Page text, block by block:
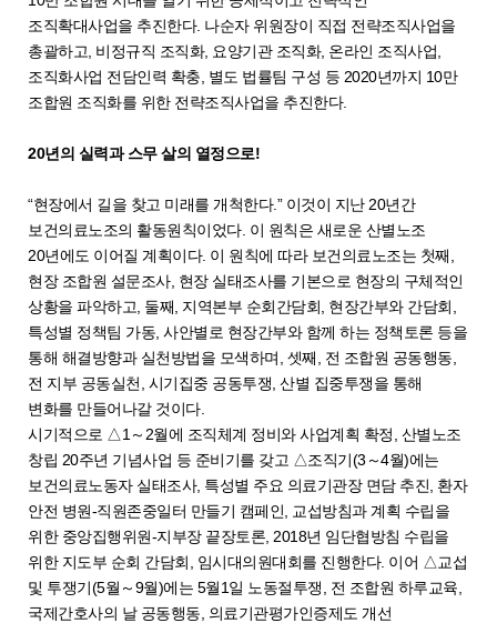
조직확대사업을 추진한다. 나순자 위원장이 직접 전략조직사업을
총괄하고, 비정규직 조직화, 요양기관 조직화, 온라인 조직사업,
조직화사업 전담인력 확충, 별도 법률팀 구성 등 2020년까지 10만
조합원 조직화를 위한 전략조직사업을 추진한다.
20년의 실력과 스무 살의 열정으로!
“현장에서 길을 찾고 미래를 개척한다.” 이것이 지난 20년간
보건의료노조의 활동원칙이었다. 이 원칙은 새로운 산별노조
20년에도 이어질 계획이다. 이 원칙에 따라 보건의료노조는 첫째,
현장 조합원 설문조사, 현장 실태조사를 기본으로 현장의 구체적인
상황을 파악하고, 둘째, 지역본부 순회간담회, 현장간부와 간담회,
특성별 정책팀 가동, 사안별로 현장간부와 함께 하는 정책토론 등을
통해 해결방향과 실천방법을 모색하며, 셋째, 전 조합원 공동행동,
전 지부 공동실천, 시기집중 공동투쟁, 산별 집중투쟁을 통해
변화를 만들어나갈 것이다.
시기적으로 △1～2월에 조직체계 정비와 사업계획 확정, 산별노조
창립 20주년 기념사업 등 준비기를 갖고 △조직기(3～4월)에는
보건의료노동자 실태조사, 특성별 주요 의료기관장 면담 추진, 환자
안전 병원-직원존중일터 만들기 캠페인, 교섭방침과 계획 수립을
위한 중앙집행위원-지부장 끝장토론, 2018년 임단협방침 수립을
위한 지도부 순회 간담회, 임시대의원대회를 진행한다. 이어 △교섭
및 투쟁기(5월～9월)에는 5월1일 노동절투쟁, 전 조합원 하루교육,
국제간호사의 날 공동행동, 의료기관평가인증제도 개선